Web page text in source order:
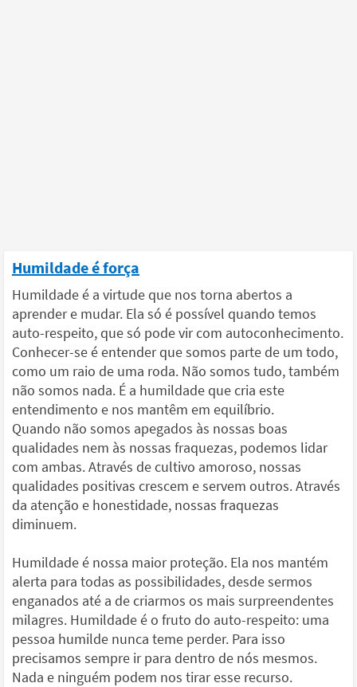
Humildade é força
Humildade é a virtude que nos torna abertos a
aprender e mudar. Ela só é possível quando temos
auto-respeito, que só pode vir com autoconhecimento.
Conhecer-se é entender que somos parte de um todo,
como um raio de uma roda. Não somos tudo, também
não somos nada. É a humildade que cria este
entendimento e nos mantêm em equilíbrio.
Quando não somos apegados às nossas boas
qualidades nem às nossas fraquezas, podemos lidar
com ambas. Através de cultivo amoroso, nossas
qualidades positivas crescem e servem outros. Através
da atenção e honestidade, nossas fraquezas
diminuem.
Humildade é nossa maior proteção. Ela nos mantém
alerta para todas as possibilidades, desde sermos
enganados até a de criarmos os mais surpreendentes
milagres. Humildade é o fruto do auto-respeito: uma
pessoa humilde nunca teme perder. Para isso
precisamos sempre ir para dentro de nós mesmos.
Nada e ninguém podem nos tirar esse recurso.